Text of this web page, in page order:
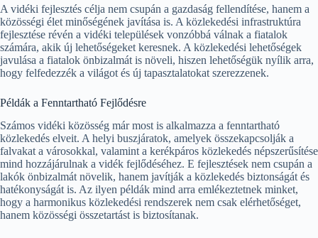
A vidéki fejlesztés célja nem csupán a gazdaság fellendítése, hanem a
közösségi élet minőségének javítása is. A közlekedési infrastruktúra
fejlesztése révén a vidéki települések vonzóbbá válnak a fiatalok
számára, akik új lehetőségeket keresnek. A közlekedési lehetőségek
javulása a fiatalok önbizalmát is növeli, hiszen lehetőségük nyílik arra,
hogy felfedezzék a világot és új tapasztalatokat szerezzenek.
Példák a Fenntartható Fejlődésre
Számos vidéki közösség már most is alkalmazza a fenntartható
közlekedés elveit. A helyi buszjáratok, amelyek összekapcsolják a
falvakat a városokkal, valamint a kerékpáros közlekedés népszerűsítése
mind hozzájárulnak a vidék fejlődéséhez. E fejlesztések nem csupán a
lakók önbizalmát növelik, hanem javítják a közlekedés biztonságát és
hatékonyságát is. Az ilyen példák mind arra emlékeztetnek minket,
hogy a harmonikus közlekedési rendszerek nem csak elérhetőséget,
hanem közösségi összetartást is biztosítanak.